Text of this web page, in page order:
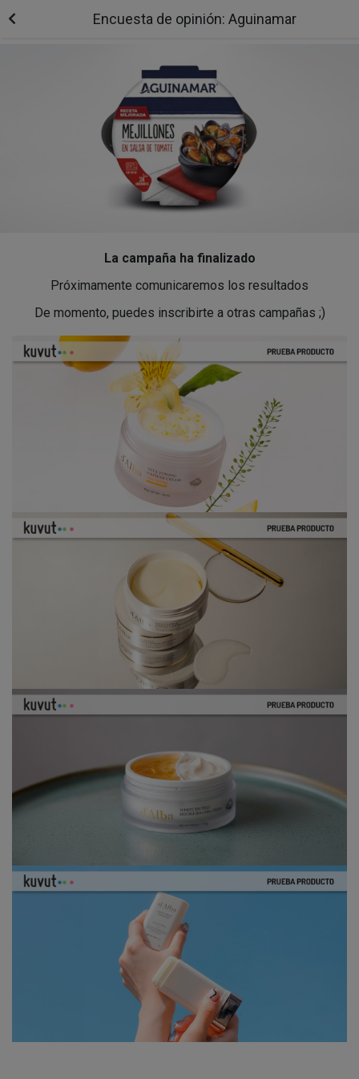
Encuesta de opinión: Aguinamar
La campaña ha finalizado
Próximamente comunicaremos los resultados
De momento, puedes inscribirte a otras campañas ;)